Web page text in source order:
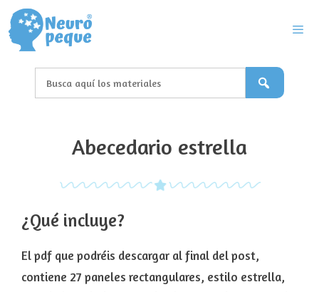
Saltar
al
contenido
Abecedario estrella
¿Qué incluye?
El pdf que podréis descargar al final del post,
contiene 27 paneles rectangulares, estilo estrella,